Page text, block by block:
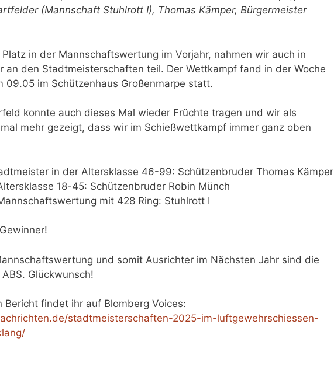
(Mannschaft Stuhlrott I), Thomas Kämper, Bürgermeister
in der Mannschaftswertung im Vorjahr, nahmen wir auch in
an den Stadtmeisterschaften teil. Der Wettkampf fand in der Woche
09.05 im Schützenhaus Großenmarpe statt.
konnte auch dieses Mal wieder Früchte tragen und wir als
mehr gezeigt, dass wir im Schießwettkampf immer ganz oben
in der Altersklasse 46-99: Schützenbruder Thomas Kämper
18-45: Schützenbruder Robin Münch
mit 428 Ring: Stuhlrott I
und somit Ausrichter im Nächsten Jahr sind die
Glückwunsch!
Bericht findet ihr auf Blomberg Voices:
stadtmeisterschaften-2025-im-luftgewehrschiessen-